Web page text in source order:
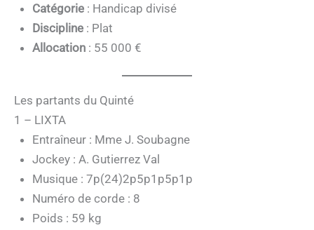
Catégorie: Handicap divisé
Discipline: Plat
Allocation: 55 000 €
Les partants du Quinté
1 – LIXTA
Entraîneur : Mme J. Soubagne
Jockey : A. Gutierrez Val
Musique : 7p(24)2p5p1p5p1p
Numéro de corde : 8
Poids : 59 kg